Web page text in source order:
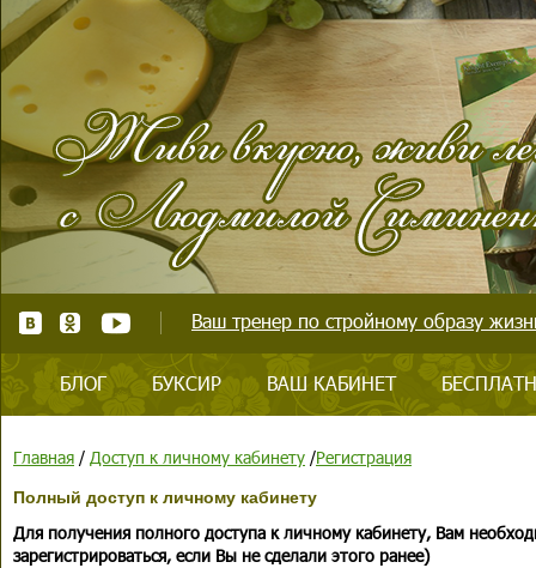
Ваш тренер по стройному образу
БЛОГ БУКСИР ВАШ КАБИНЕТ
Главная / Доступ к личному кабинету /Регистрация
Полный доступ к личному кабинету
Для получения полного доступа к личному кабинету, Вам
зарегистрироваться, если Вы не сделали этого ранее)